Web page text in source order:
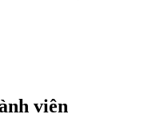
viên